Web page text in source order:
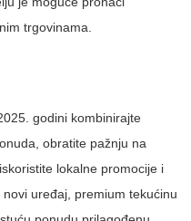
trgovinama.
godini kombinirajte
obratite pažnju na
lokalne promocije i
uređaj, premium tekućinu